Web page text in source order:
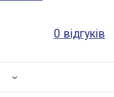
0 відгуків